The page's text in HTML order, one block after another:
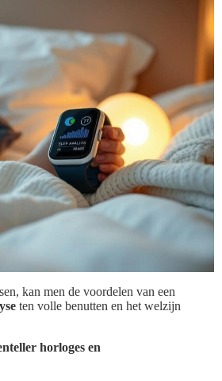
kan men de voordelen van een
ten volle benutten en het welzijn
horloges en